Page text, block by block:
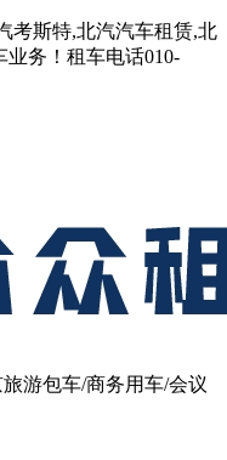
考斯特,北汽汽车租赁,北
务！租车电话010-
游包车/商务用车/会议